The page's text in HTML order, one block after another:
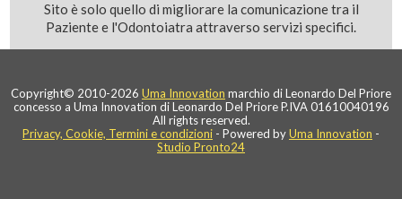
Sito è solo quello di migliorare la comunicazione tra il
Paziente e l'Odontoiatra attraverso servizi specifici.
Copyright© 2010-2026 Uma Innovation marchio di Leonardo Del Priore
concesso a Uma Innovation di Leonardo Del Priore P.IVA 01610040196
All rights reserved.
Privacy, Cookie, Termini e condizioni - Powered byUma Innovation -
Studio Pronto24